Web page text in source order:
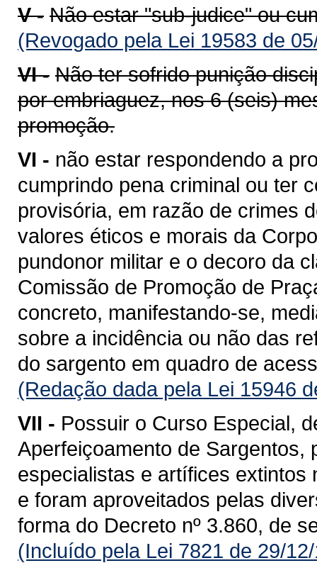
V - Não estar "sub-judice" ou
(Revogado pela Lei 19583 de
VI - Não ter sofrido punição
por embriaguez, nos 6 (seis)
promoção.
VI - não estar respondendo a
cumprindo pena criminal ou ter
provisória, em razão de crimes
valores éticos e morais da
pundonor militar e o decoro da
Comissão de Promoção de
concreto, manifestando-se,
sobre a incidência ou não das
do sargento em quadro de
(Redação dada pela Lei 15946
VII - Possuir o Curso Especial,
Aperfeiçoamento de
especialistas e artífices extintos
e foram aproveitados pelas
forma do Decreto nº 3.860, de
(Incluído pela Lei 7821 de 29/